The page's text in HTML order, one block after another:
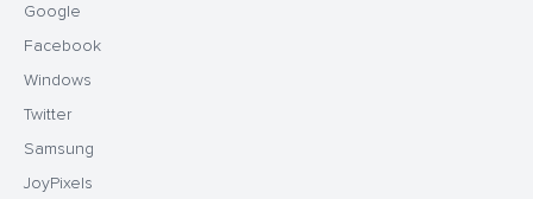
Google
Facebook
Windows
Twitter
Samsung
JoyPixels